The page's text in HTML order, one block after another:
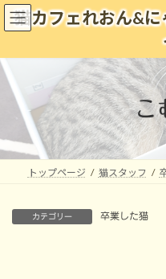
コ
ン
ン
ツ
へ
ッ
プ
ナ
ビ
ー
シ
ョ
移
動
猫カフェれおん&
こ
トップページ 猫スタッフ
カテゴリー 卒業した猫